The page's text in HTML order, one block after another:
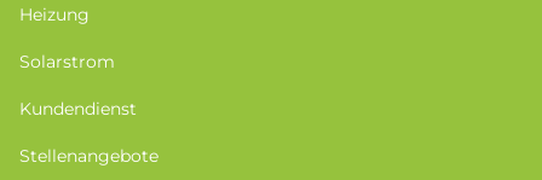
Heizung
Solarstrom
Kundendienst
Stellenangebote